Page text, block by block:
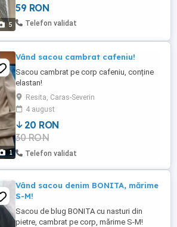
5
strans NU TRIMIT PREDAREA PERSONALA
IN BUCURESTI, SECTOR 4
59 RON
Telefon validat
1
Vând sacou cambrat cafeniu!
Sacou cambrat pe corp cafeniu, conține
elastan!
Resita, Caras-Severin
4 august
20 RON
30 RON
Telefon validat
Vând sacou denim BONITA, mărime
S-M!
Sacou de blug BONITA cu nasturi din
pietre, cambrat pe corp, mărime S-M!